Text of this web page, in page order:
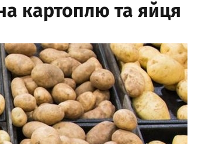
картоплю та яйця